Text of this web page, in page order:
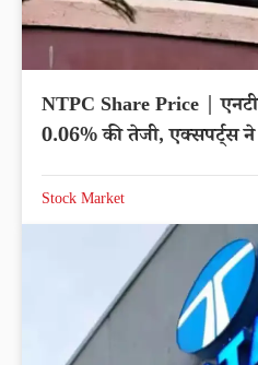
NTPC Share Price |
0.06% की तेजी, एक्सपर्ट्स
Stock Market